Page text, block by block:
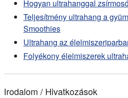
Hogyan ultrahanggal
Teljesítmény ultrahang a
Smoothies
Ultrahang az
Folyékony élelmiszerek
Irodalom / Hivatkozások